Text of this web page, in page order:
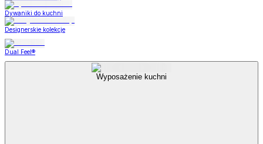
Dywaniki do kuchni
Designerskie kolekcje
Dual Feel®
Wyposażenie kuchni